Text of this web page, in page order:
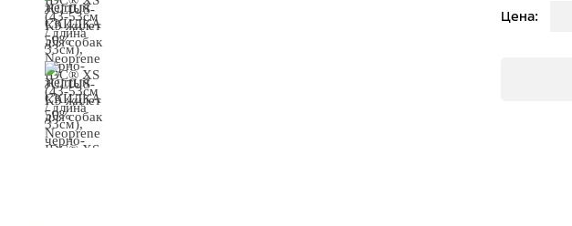
Цена: